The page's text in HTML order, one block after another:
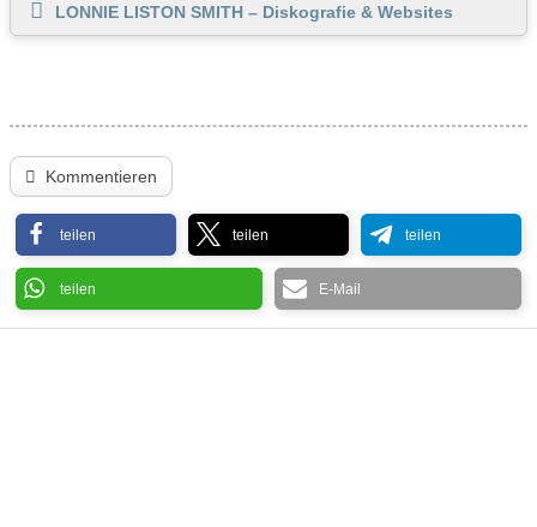
LONNIE LISTON SMITH – Diskografie & Websites
Kommentieren
teilen teilen teilen
teilen E-Mail